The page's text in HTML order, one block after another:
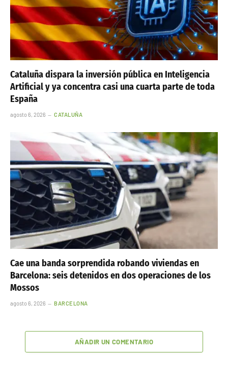
Cataluña dispara la inversión pública en Inteligencia
Artificial y ya concentra casi una cuarta parte de toda
España
agosto 6, 2026 CATALUÑA
Cae una banda sorprendida robando viviendas en
Barcelona: seis detenidos en dos operaciones de los
Mossos
agosto 6, 2026 BARCELONA
AÑADIR UN COMENTARIO